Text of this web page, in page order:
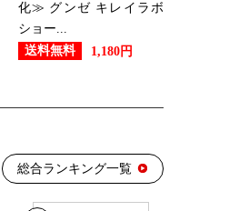
化≫ グンゼ キレイラボ
ショー...
送料無料
1,180円
総合ランキング一覧